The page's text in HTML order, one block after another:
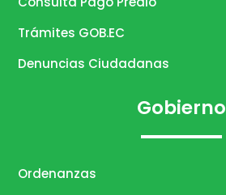
Trámites GOB.EC
Denuncias Ciudadanas
Gobierno
Ordenanzas